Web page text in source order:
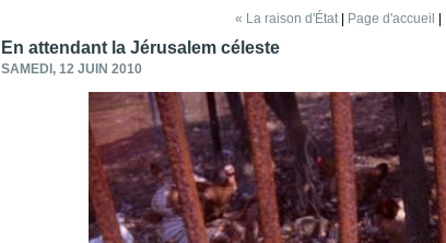
« La raison d'État| Page d'accueil
SAMEDI, 12 JUIN 2010
En attendant la Jérusalem céleste